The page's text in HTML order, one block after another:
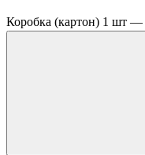
Коробка (картон) 1 шт —